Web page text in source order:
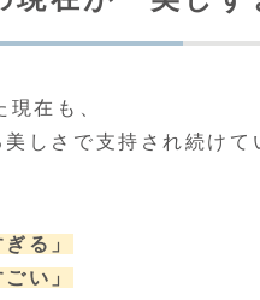
現在も、
しさで支持され続けて
る」
い」